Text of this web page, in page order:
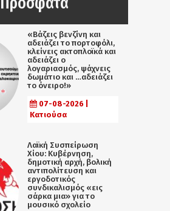
«Βάζεις βενζίνη και
αδειάζει το πορτοφόλι,
κλείνεις ακτοπλοϊκά και
αδειάζει ο
λογαριασμός, ψάχνεις
δωμάτιο και …αδειάζει
το όνειρο!»
07-08-2026 |
Κατιούσα
Λαϊκή Συσπείρωση
Χίου: Κυβέρνηση,
δημοτική αρχή, βολική
αντιπολίτευση και
εργοδοτικός
συνδικαλισμός «εις
σάρκα μια» για το
μουσικό σχολείο